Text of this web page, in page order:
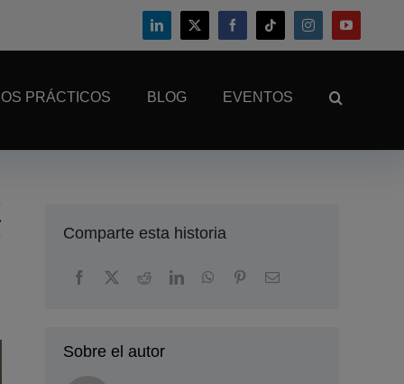
PRÁCTICOS BLOG EVENTOS
Comparte esta historia
Sobre el autor